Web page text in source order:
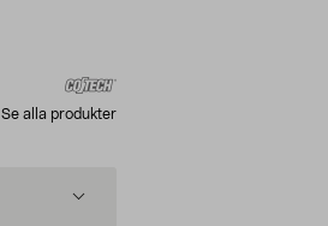
Se alla produkter